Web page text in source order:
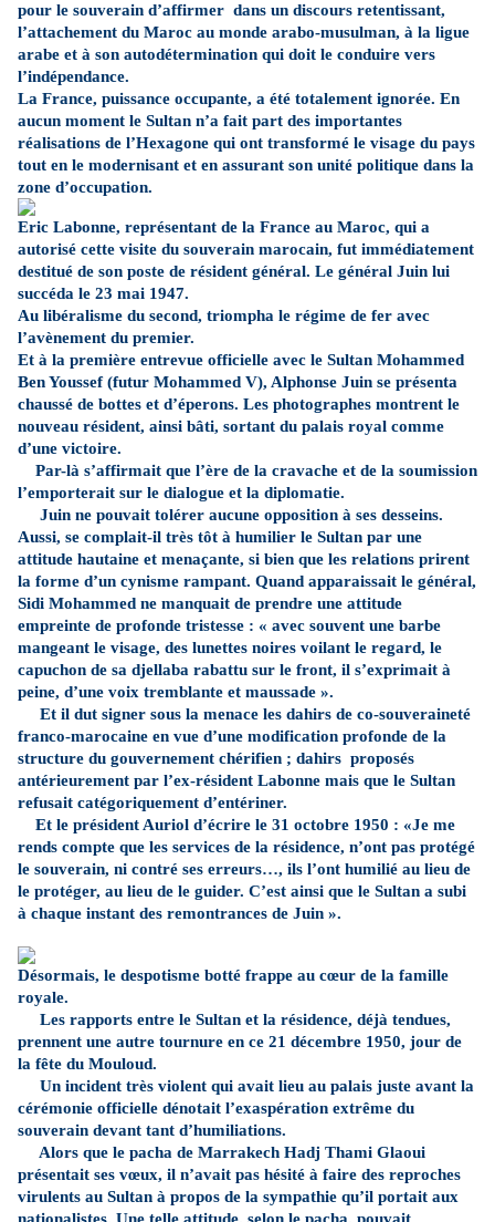
pour le souverain d’affirmer dans un discours retentissant,
l’attachement du Maroc au monde arabo-musulman, à la ligue
arabe et à son autodétermination qui doit le conduire vers
l’indépendance.
La France, puissance occupante, a été totalement ignorée. En
aucun moment le Sultan n’a fait part des importantes
réalisations de l’Hexagone qui ont transformé le visage du pays
tout en le modernisant et en assurant son unité politique dans la
zone d’occupation.
Eric Labonne, représentant de la France au Maroc, qui a
autorisé cette visite du souverain marocain, fut immédiatement
destitué de son poste de résident général. Le général Juin lui
succéda le 23 mai 1947.
Au libéralisme du second, triompha le régime de fer avec
l’avènement du premier.
Et à la première entrevue officielle avec le Sultan Mohammed
Ben Youssef (futur Mohammed V), Alphonse Juin se présenta
chaussé de bottes et d’éperons. Les photographes montrent le
nouveau résident, ainsi bâti, sortant du palais royal comme
d’une victoire.
Par-là s’affirmait que l’ère de la cravache et de la soumission
l’emporterait sur le dialogue et la diplomatie.
Juin ne pouvait tolérer aucune opposition à ses desseins.
Aussi, se complait-il très tôt à humilier le Sultan par une
attitude hautaine et menaçante, si bien que les relations prirent
la forme d’un cynisme rampant. Quand apparaissait le général,
Sidi Mohammed ne manquait de prendre une attitude
empreinte de profonde tristesse : « avec souvent une barbe
mangeant le visage, des lunettes noires voilant le regard, le
capuchon de sa djellaba rabattu sur le front, il s’exprimait à
peine, d’une voix tremblante et maussade ».
Et il dut signer sous la menace les dahirs de co-souveraineté
franco-marocaine en vue d’une modification profonde de la
structure du gouvernement chérifien ; dahirs proposés
antérieurement par l’ex-résident Labonne mais que le Sultan
refusait catégoriquement d’entériner.
Et le président Auriol d’écrire le 31 octobre 1950 : «Je me
rends compte que les services de la résidence, n’ont pas protégé
le souverain, ni contré ses erreurs…, ils l’ont humilié au lieu de
le protéger, au lieu de le guider. C’est ainsi que le Sultan a subi
à chaque instant des remontrances de Juin ».
Désormais, le despotisme botté frappe au cœur de la famille
royale.
Les rapports entre le Sultan et la résidence, déjà tendues,
prennent une autre tournure en ce 21 décembre 1950, jour de
la fête du Mouloud.
Un incident très violent qui avait lieu au palais juste avant la
cérémonie officielle dénotait l’exaspération extrême du
souverain devant tant d’humiliations.
Alors que le pacha de Marrakech Hadj Thami Glaoui
présentait ses vœux, il n’avait pas hésité à faire des reproches
virulents au Sultan à propos de la sympathie qu’il portait aux